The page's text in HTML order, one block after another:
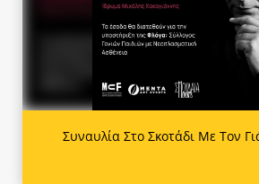
Συναυλία Στο Σκοτάδι Με Τον